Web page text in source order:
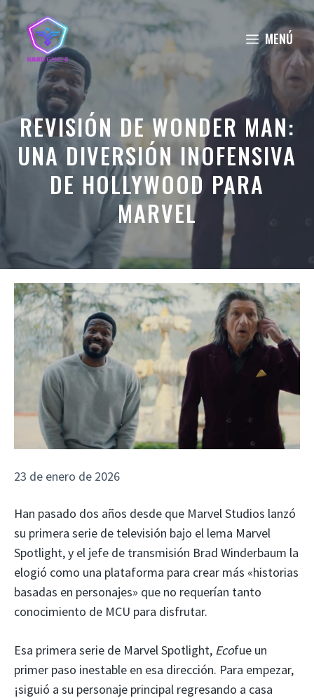
Saltar
al
contenido
MENÚ
REVISIÓN DE WONDER MAN:
UNA DIVERSIÓN INOFENSIVA
DE HOLLYWOOD PARA
MARVEL
23 de enero de 2026
Han pasado dos años desde que Marvel Studios lanzó
su primera serie de televisión bajo el lema Marvel
Spotlight, y el jefe de transmisión Brad Winderbaum la
elogió como una plataforma para crear más «historias
basadas en personajes» que no requerían tanto
conocimiento de MCU para disfrutar.
Esa primera serie de Marvel Spotlight, Ecofue un
primer paso inestable en esa dirección. Para empezar,
¡siguió a su personaje principal regresando a casa